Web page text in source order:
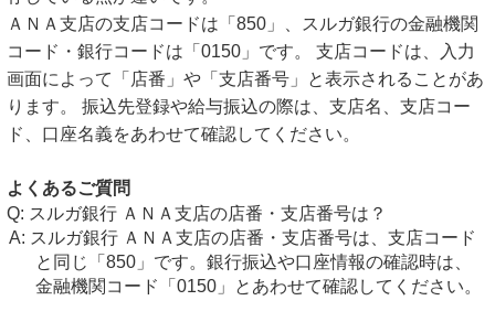
ＡＮＡ支店の支店コードは「850」、スルガ銀行の金融機関
コード・銀行コードは「0150」です。 支店コードは、入力
画面によって「店番」や「支店番号」と表示されることがあ
ります。 振込先登録や給与振込の際は、支店名、支店コー
ド、口座名義をあわせて確認してください。
よくあるご質問
スルガ銀行 ＡＮＡ支店の店番・支店番号は？
スルガ銀行 ＡＮＡ支店の店番・支店番号は、支店コード
と同じ「850」です。銀行振込や口座情報の確認時は、
金融機関コード「0150」とあわせて確認してください。